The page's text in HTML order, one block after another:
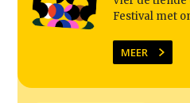
Festival met
MEER